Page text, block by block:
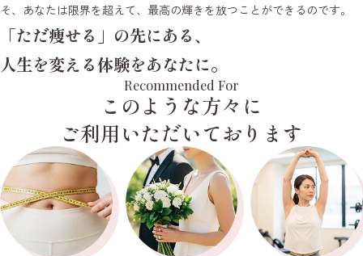
そ、あなたは限界を超えて、最高の輝きを放つことができるのです。
「ただ痩せる」の先にある、
人生を変える体験をあなたに。
Recommended For
このような方々に
ご利用いただいております